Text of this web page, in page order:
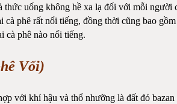
thức uống không hề xa lạ đối với mỗi người
phê rất nổi tiếng, đồng thời cũng bao
cà phê nào nổi tiếng.
Vối)
với khí hậu và thổ nhưỡng là đất đỏ